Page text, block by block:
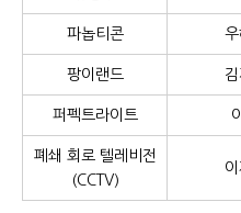
파놉티콘 우
팡이랜드
퍼펙트라이트
폐쇄 회로 텔레비전
(CCTV)